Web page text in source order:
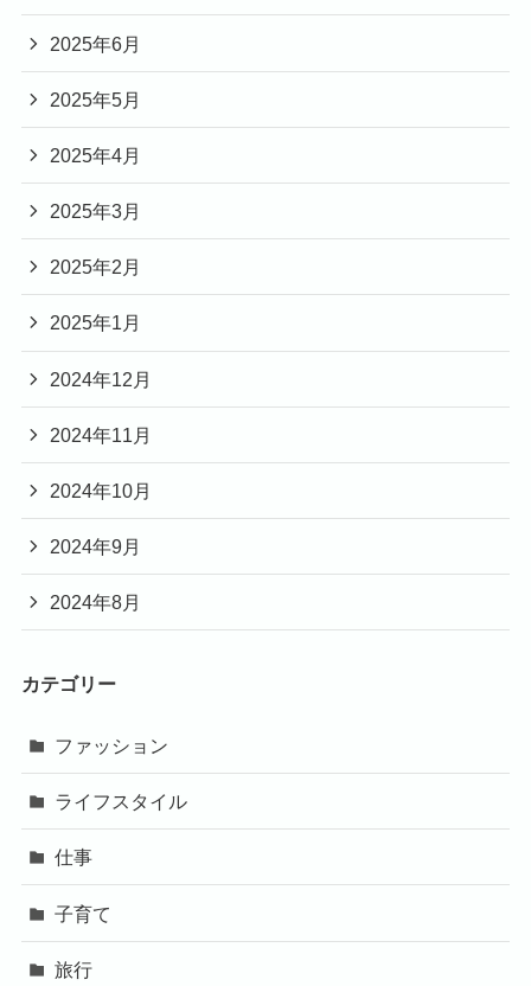
2025年6月
2025年5月
2025年4月
2025年3月
2025年2月
2025年1月
2024年12月
2024年11月
2024年10月
2024年9月
2024年8月
カテゴリー
ファッション
ライフスタイル
仕事
子育て
旅行